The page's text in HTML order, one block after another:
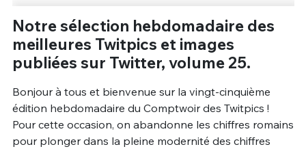
Notre sélection hebdomadaire des
meilleures Twitpics et images
publiées sur Twitter, volume 25.
Bonjour à tous et bienvenue sur la vingt-cinquième
édition hebdomadaire du Comptwoir des Twitpics !
Pour cette occasion, on abandonne les chiffres romains
pour plonger dans la pleine modernité des chiffres